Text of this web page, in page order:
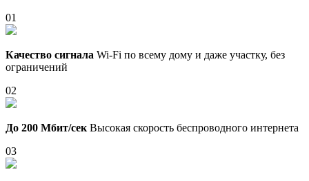
01
Качество сигнала Wi-Fi по всему дому и даже участку, без
ограничений
02
До 200 Мбит/сек Высокая скорость беспроводного интернета
03